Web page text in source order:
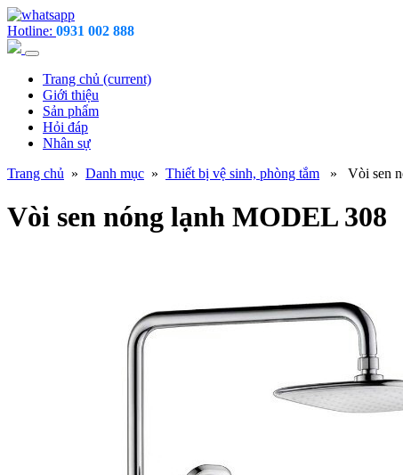
Hotline: 0931 002 888
Trang chủ (current)
Giới thiệu
Sản phẩm
Hỏi đáp
Nhân sự
Trang chủ » Danh mục » Thiết bị vệ sinh, phòng tắm » Vòi sen
Vòi sen nóng lạnh MODEL 308